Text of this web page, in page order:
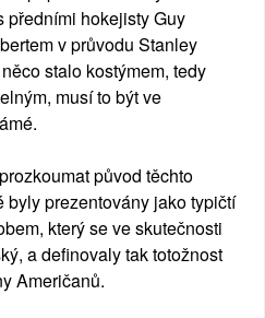
předními hokejisty Guy
v průvodu Stanley
stalo kostýmem, tedy
musí to být ve
původ těchto
byly prezentovány jako typičtí
který se ve skutečnosti
a definovaly tak totožnost
Američanů.